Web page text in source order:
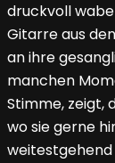
druckvoll
Gitarre aus
an ihre
manchen
Stimme, zeigt,
wo sie gerne
weitestgehend